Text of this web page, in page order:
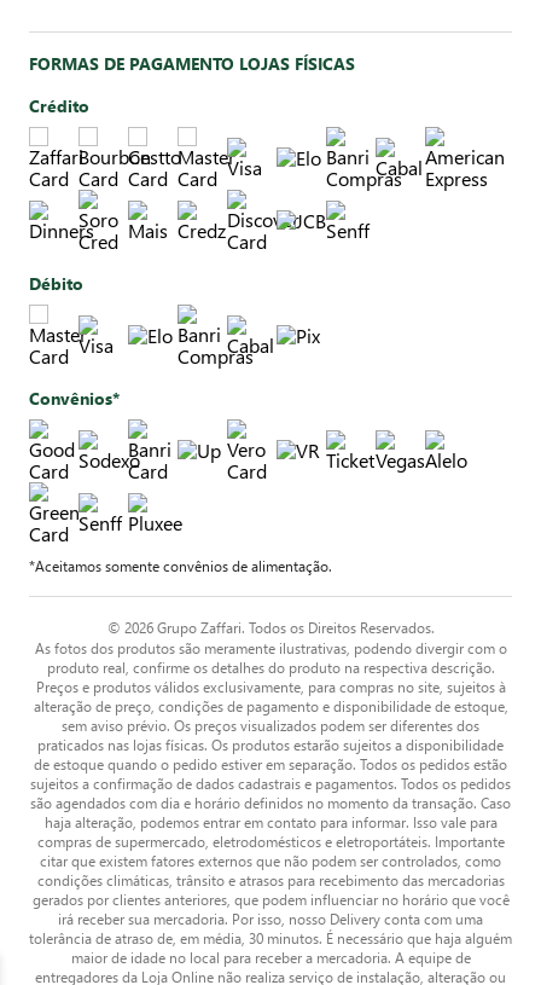
FORMAS DE PAGAMENTO LOJAS FÍSICAS
Crédito
Débito
Convênios*
*Aceitamos somente convênios de alimentação.
© 2026 Grupo Zaffari. Todos os Direitos Reservados.
As fotos dos produtos são meramente ilustrativas, podendo divergir com o
produto real, confirme os detalhes do produto na respectiva descrição.
Preços e produtos válidos exclusivamente, para compras no site, sujeitos à
alteração de preço, condições de pagamento e disponibilidade de estoque,
sem aviso prévio. Os preços visualizados podem ser diferentes dos
praticados nas lojas físicas. Os produtos estarão sujeitos a disponibilidade
de estoque quando o pedido estiver em separação. Todos os pedidos estão
sujeitos a confirmação de dados cadastrais e pagamentos. Todos os pedidos
são agendados com dia e horário definidos no momento da transação. Caso
haja alteração, podemos entrar em contato para informar. Isso vale para
compras de supermercado, eletrodomésticos e eletroportáteis. Importante
citar que existem fatores externos que não podem ser controlados, como
condições climáticas, trânsito e atrasos para recebimento das mercadorias
gerados por clientes anteriores, que podem influenciar no horário que você
irá receber sua mercadoria. Por isso, nosso Delivery conta com uma
tolerância de atraso de, em média, 30 minutos. É necessário que haja alguém
maior de idade no local para receber a mercadoria. A equipe de
entregadores da Loja Online não realiza serviço de instalação, alteração ou